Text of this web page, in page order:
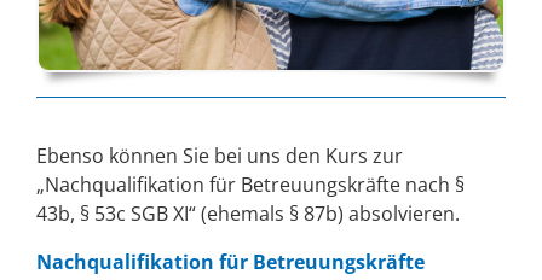
Ebenso können Sie bei uns den Kurs zur
„Nachqualifikation für Betreuungskräfte nach §
43b, § 53c SGB XI“ (ehemals § 87b) absolvieren.
Nachqualifikation für Betreuungskräfte